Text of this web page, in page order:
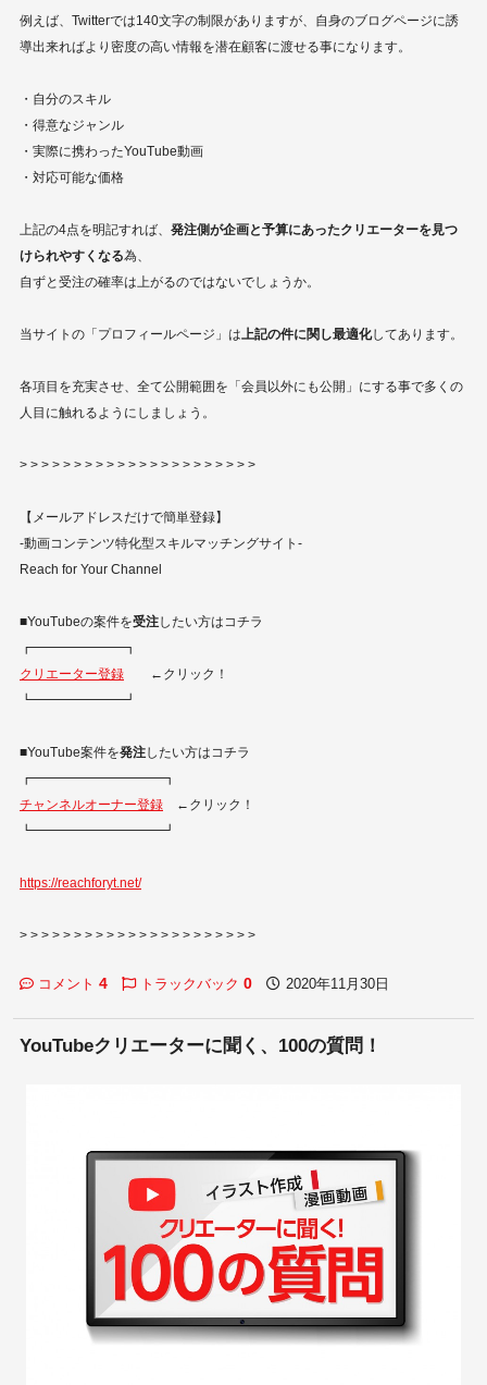
例えば、Twitterでは140文字の制限がありますが、自身のブログページに誘
導出来ればより密度の高い情報を潜在顧客に渡せる事になります。
・自分のスキル
・得意なジャンル
・実際に携わったYouTube動画
・対応可能な価格
上記の4点を明記すれば、 発注側が企画と予算にあったクリエーターを見つ
けられやすくなる為、
自ずと受注の確率は上がるのではないでしょうか。
当サイトの「プロフィールページ」は上記の件に関し最適化してあります。
各項目を充実させ、全て公開範囲を「会員以外にも公開」にする事で多くの
人目に触れるようにしましょう。
> > > > > > > > > > > > > > > > > > > > > >
【メールアドレスだけで簡単登録】
​-動画コンテンツ特化型スキルマッチングサイト-
Reach for Your Channel
■YouTubeの案件を受注したい方はコチラ
┏━━━━━━━┓
クリエーター登録 ←クリック！
┗━━━━━━━┛
■YouTube案件を発注したい方はコチラ
┏━━━━━━━━━━┓
チャンネルオーナー登録 ←クリック！
┗━━━━━━━━━━┛
https://reachforyt.net/
> > > > > > > > > > > > > > > > > > > > > >
コメント 4 トラックバック 0 2020年11月30日
YouTubeクリエーターに聞く、100の質問！